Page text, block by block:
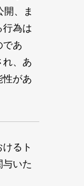
、ま
行為は
であ
れ、あ
性があ
るト
いた